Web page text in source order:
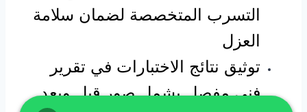
التسرب المتخصصة لضمان سلامة
العزل
توثيق نتائج الاختبارات في تقرير
فني مفصل يشمل صور قبل وبعد